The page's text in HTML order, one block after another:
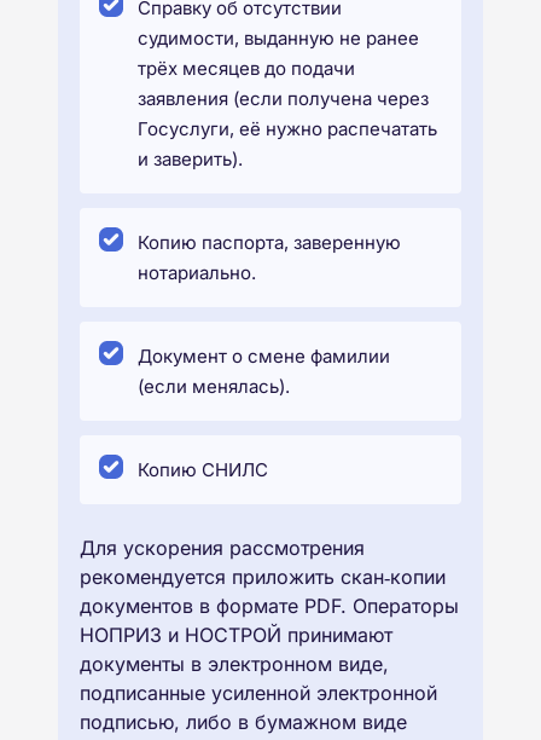
Справку об отсутствии
судимости, выданную не ранее
трёх месяцев до подачи
заявления (если получена через
Госуслуги, её нужно распечатать
и заверить).
Копию паспорта, заверенную
нотариально.
Документ о смене фамилии
(если менялась).
Копию СНИЛС
Для ускорения рассмотрения
рекомендуется приложить скан‑копии
документов в формате PDF. Операторы
НОПРИЗ и НОСТРОЙ принимают
документы в электронном виде,
подписанные усиленной электронной
подписью, либо в бумажном виде